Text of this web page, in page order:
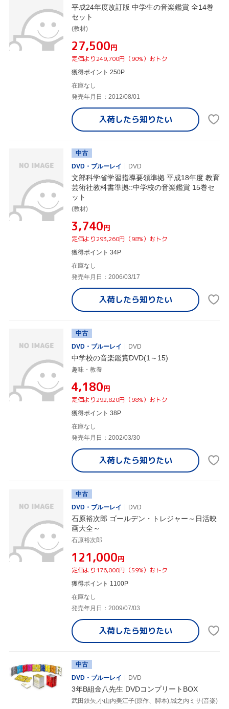
平成24年度改訂版 中学生の音楽鑑賞 全14巻
セット
(教材)
¥27,500円
定価より249,700円（90%）おトク
獲得ポイント 250P
在庫なし
発売年月日：2012/08/01
入荷したら知りたい
中古
DVD・ブルーレイ
DVD
文部科学省学習指導要領準拠 平成18年度 教育
芸術社教科書準拠::中学校の音楽鑑賞 15巻セ
ット
(教材)
¥3,740円
定価より293,260円（98%）おトク
獲得ポイント 34P
在庫なし
発売年月日：2006/03/17
入荷したら知りたい
中古
DVD・ブルーレイ
DVD
中学校の音楽鑑賞DVD(1～15)
趣味・教養
¥4,180円
定価より292,820円（98%）おトク
獲得ポイント 38P
在庫なし
発売年月日：2002/03/30
入荷したら知りたい
中古
DVD・ブルーレイ
DVD
石原裕次郎 ゴールデン・トレジャー～日活映
画大全～
石原裕次郎
¥121,000円
定価より176,000円（59%）おトク
獲得ポイント 1100P
在庫なし
発売年月日：2009/07/03
入荷したら知りたい
中古
DVD・ブルーレイ
DVD
3年B組金八先生 DVDコンプリートBOX
武田鉄矢,小山内美江子(原作、脚本),城之内ミサ(音楽)